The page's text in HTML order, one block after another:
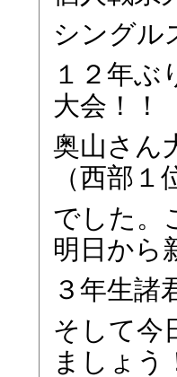
シングル
１２年ぶ
大会！！
奥山さん
（西部
でした。
明日から
３年生
そして今
ましょう